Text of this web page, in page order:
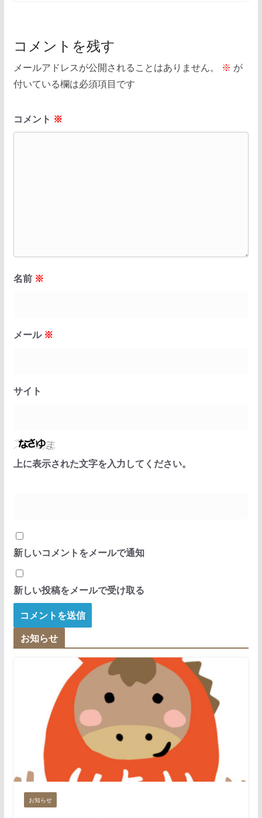
コメントを残す
メールアドレスが公開されることはありません。 ※ が
付いている欄は必須項目です
コメント ※
名前 ※
メール ※
サイト
上に表示された文字を入力してください。
新しいコメントをメールで通知
新しい投稿をメールで受け取る
お知らせ
お知らせ